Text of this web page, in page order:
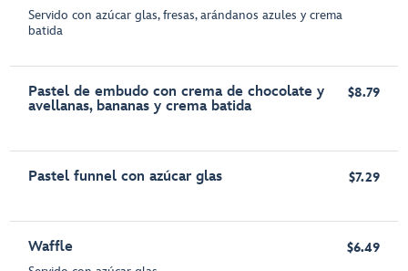
Servido con azúcar glas, fresas, arándanos azules y crema
batida
Pastel de embudo con crema de chocolate y
avellanas, bananas y crema batida
$8.79
Pastel funnel con azúcar glas $7.29
Waffle $6.49